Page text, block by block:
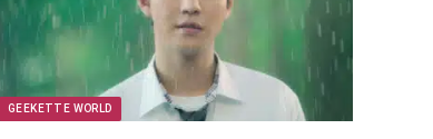
GEEKETTE WORLD